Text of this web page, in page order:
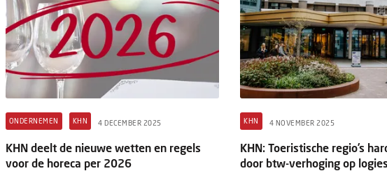
ONDERNEMEN KHN 4 DECEMBER 2025
KHN deelt de nieuwe wetten en regels
voor de horeca per 2026
KHN 4 NOVEMBER 2025
KHN: Toeristische regio’s
door btw-verhoging op logies